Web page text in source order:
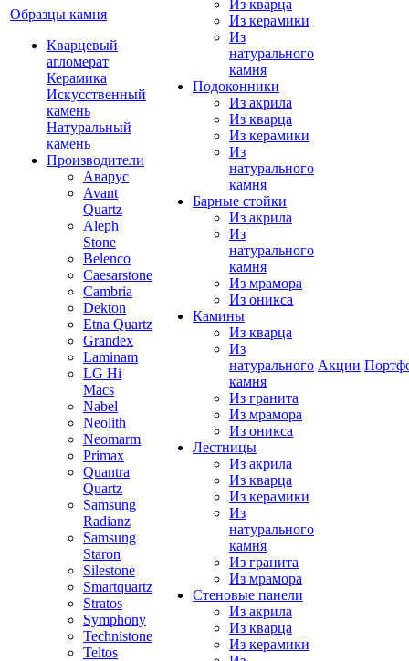
Образцы камня
Кварцевый
агломерат
Керамика
Искусственный
камень
Натуральный
камень
Производители
Аварус
Avant
Quartz
Aleph
Stone
Belenco
Caesarstone
Cambria
Dekton
Etna Quartz
Grandex
Laminam
LG Hi
Macs
Nabel
Neolith
Neomarm
Primax
Quantra
Quartz
Samsung
Radianz
Samsung
Staron
Silestone
Smartquartz
Stratos
Symphony
Technistone
Teltos
Из кварца
Из керамики
Из
натурального
камня
Подоконники
Из акрила
Из кварца
Из керамики
Из
натурального
камня
Барные стойки
Из акрила
Из
натурального
камня
Из мрамора
Из оникса
Камины
Из кварца
Из
натурального
камня
Из гранита
Из мрамора
Из оникса
Лестницы
Из акрила
Из кварца
Из керамики
Из
натурального
камня
Из гранита
Из мрамора
Стеновые панели
Из акрила
Из кварца
Из керамики
Акции